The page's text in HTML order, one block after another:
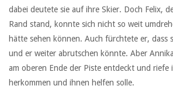
dabei deutete sie auf ihre Skier. Doch Felix,
Rand stand, konnte sich nicht so weit
hätte sehen können. Auch fürchtete er, dass
und er weiter abrutschen könnte. Aber
am oberen Ende der Piste entdeckt und riefe
herkommen und ihnen helfen solle.